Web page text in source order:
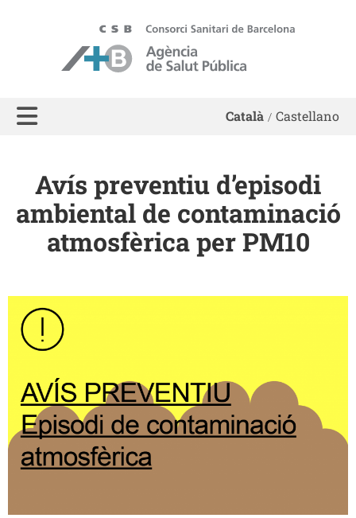
ASPB - Agència de Salut Pública de Barcelona
Català Castellano
Avís preventiu d’episodi
ambiental de contaminació
atmosfèrica per PM10